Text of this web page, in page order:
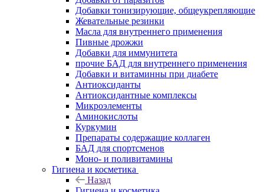
Добавки тонизирующие, общеукрепляющие
Жевательные резинки
Масла для внутреннего применения
Пивные дрожжи
Добавки для иммунитета
прочие БАД для внутреннего применения
Добавки и витаминны при диабете
Антиоксиданты
Антиоксидантные комплексы
Микроэлементы
Аминокислоты
Куркумин
Препараты содержащие коллаген
БАД для спортсменов
Моно- и поливитамины
Гигиена и косметика
Назад